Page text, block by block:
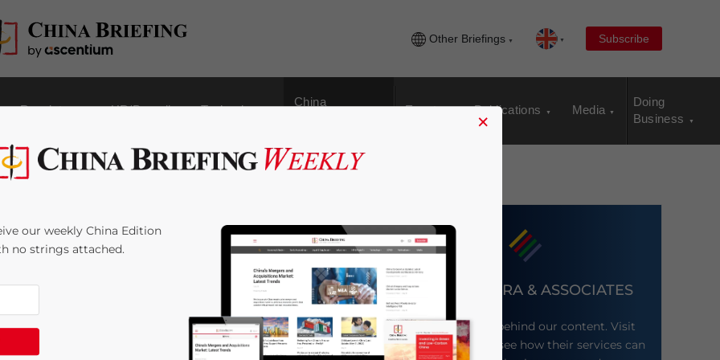
Other Briefings Subscribe
Regulatory HR/Payroll Technology
China
Events Publications Media
Doing
Business
Entwurf
zu Visa und zur
für Ausländern
DEZAN SHIRA & ASSOCIATES
Meet the firm behind our content. Visit
their website to see how their services can
×
our weekly China Edition
no strings attached.